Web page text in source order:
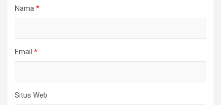
Nama *
Email *
Situs Web